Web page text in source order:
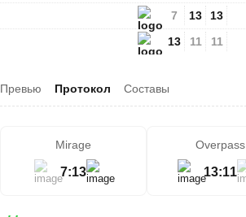
7
13
13
11
13
11
Превью Протокол Составы
Mirage
7:13
Overpass
13:11